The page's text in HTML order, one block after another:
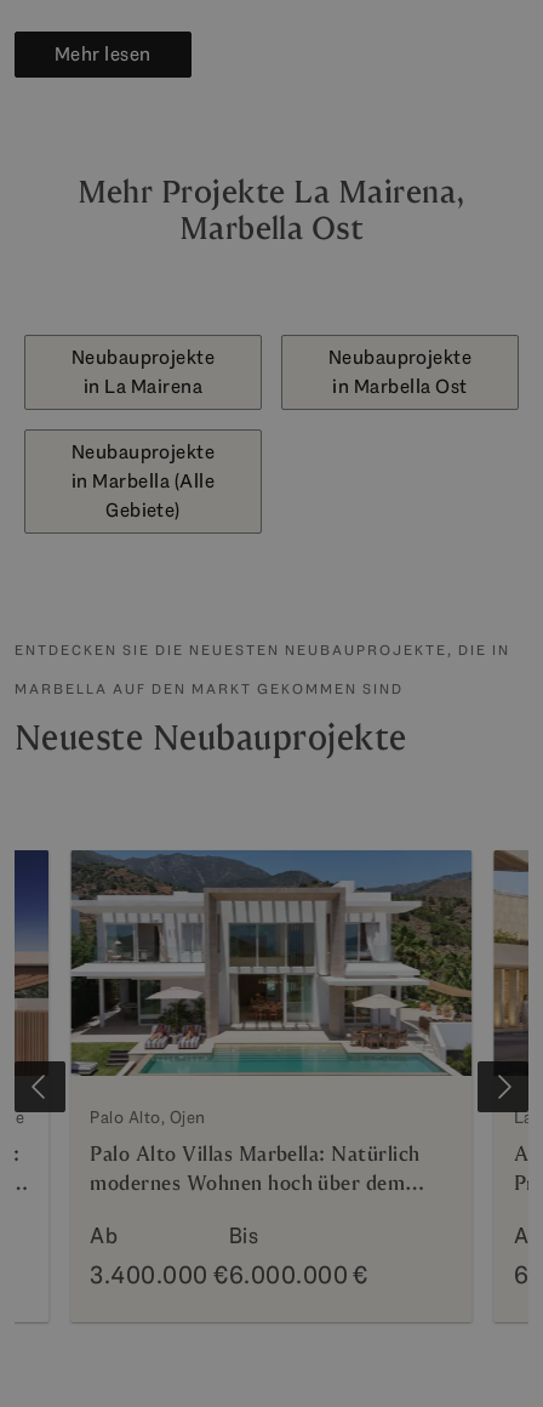
Mehr lesen
Mehr Projekte La Mairena,
Marbella Ost
Neubauprojekte
in La Mairena
Neubauprojekte
in Marbella Ost
Neubauprojekte
in Marbella (Alle
Gebiete)
ENTDECKEN SIE DIE NEUESTEN NEUBAUPROJEKTE, DIE IN
MARBELLA AUF DEN MARKT GEKOMMEN SIND
Neueste Neubauprojekte
Palo Alto, Ojen
Palo Alto Villas Marbella: Natürlich
modernes Wohnen hoch über dem
Ab
3.400.000 €
Bis
6.000.000 €
La
Ab